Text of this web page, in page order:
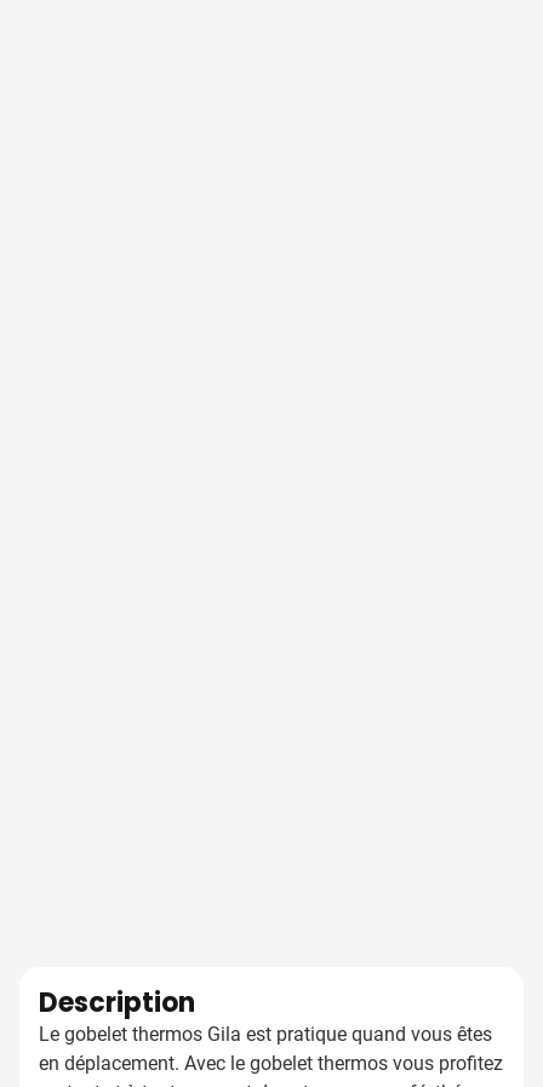
Description
Le gobelet thermos Gila est pratique quand vous êtes
en déplacement. Avec le gobelet thermos vous profitez